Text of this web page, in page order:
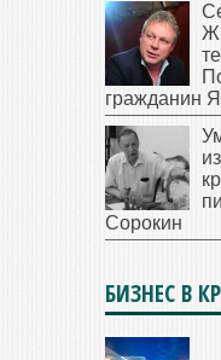
гражданин
Сорокин
БИЗНЕС В